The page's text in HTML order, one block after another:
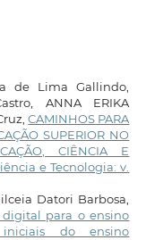
de Lima Gallindo,
ANNA ERIKA
CAMINHOS PARA
SUPERIOR NO
CIÊNCIA E
e Tecnologia: v.
Datori Barbosa,
para o ensino
do ensino